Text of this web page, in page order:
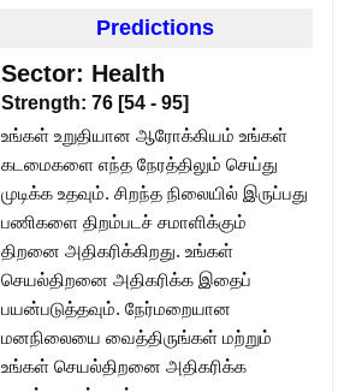
Predictions
Sector: Health
Strength: 76 [54 - 95]
உங்கள் உறுதியான ஆரோக்கியம் உங்கள்
கடமைகளை எந்த நேரத்திலும் செய்து
முடிக்க உதவும். சிறந்த நிலையில் இருப்பது
பணிகளை திறம்படச் சமாளிக்கும்
திறனை அதிகரிக்கிறது. உங்கள்
செயல்திறனை அதிகரிக்க இதைப்
பயன்படுத்தவும். நேர்மறையான
மனநிலையை வைத்திருங்கள் மற்றும்
உங்கள் செயல்திறனை அதிகரிக்க